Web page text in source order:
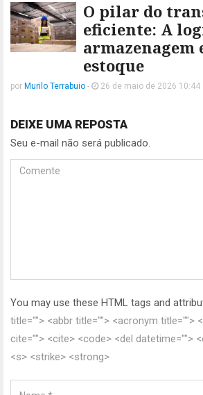
O pilar do
eficiente: A
armazenagem
estoque
por Murilo Terrabuio - 26 de maio de 2026 10:44
DEIXE UMA REPOSTA
Seu e-mail não será publicado.
You may use these HTML tags and
title=""> <abbr title=""> <acronym title="">
cite=""> <cite> <code> <del datetime="">
<s> <strike> <strong>